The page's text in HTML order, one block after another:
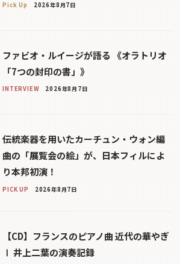
Pick Up 2026年8月7日
ファビオ・ルイージが語る 《オラトリオ
「7つの封印の書」》
INTERVIEW 2026年8月7日
伝統楽器を用いたカーチュン・ウォン編
曲の「展覧会の絵」が、日本フィルによ
り本邦初演！
PICK UP 2026年8月7日
【CD】フランスのピアノ曲 近代の華やぎ
Ⅰ 井上二葉の演奏記録